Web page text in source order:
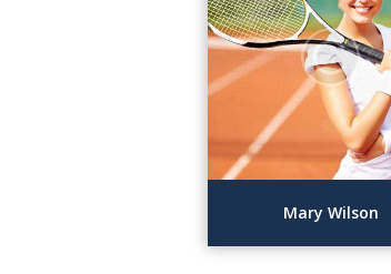
Mary Wilson